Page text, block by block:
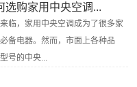
选购家用中央空调...
临，家用中央空调成为了很多家
备电器。然而，市面上各种品
号的中央...